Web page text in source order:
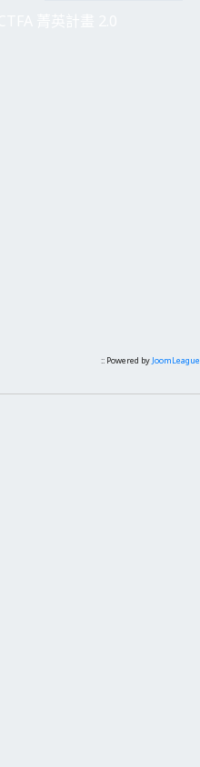
:: Powered by JoomLeague